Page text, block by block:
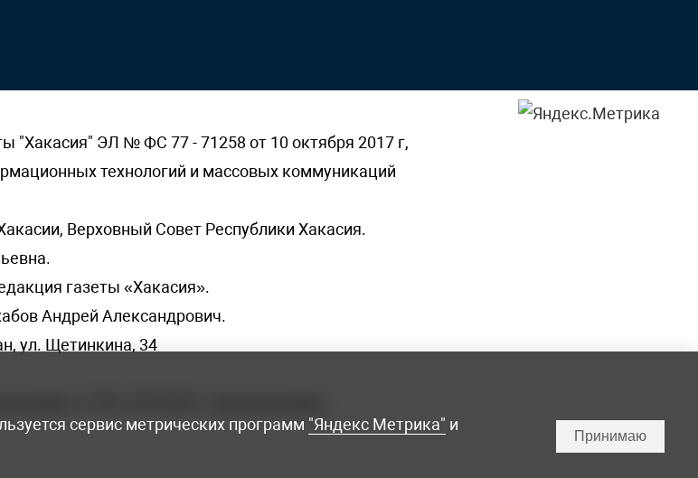
"Хакасия" ЭЛ № ФС 77 - 71258 от 10 октября 2017 г,
технологий и массовых коммуникаций
Верховный Совет Республики Хакасия.
газеты «Хакасия».
Андрей Александрович.
ул. Щетинкина, 34
сервис метрических программ "Яндекс Метрика" и
Принимаю